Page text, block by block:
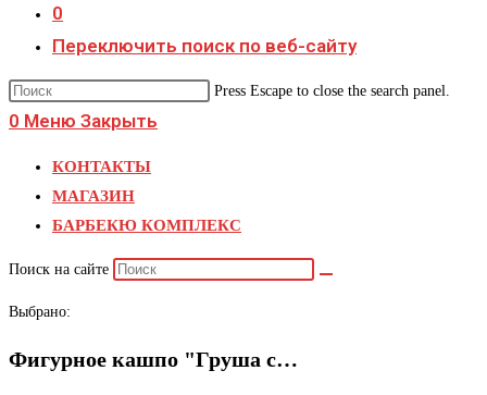
0
Переключить поиск по веб-сайту
Press Escape to close the search panel.
0 Меню Закрыть
КОНТАКТЫ
МАГАЗИН
БАРБЕКЮ КОМПЛЕКС
Поиск на сайте
Выбрано:
Фигурное кашпо "Груша с…